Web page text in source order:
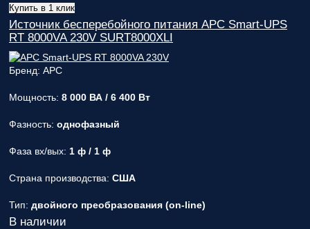
Купить в 1 клик
Источник бесперебойного питания APC Smart-UPS
RT 8000VA 230V SURT8000XLI
Бренд: APC
Мощность: 8 000 ВА / 6 400 Вт
Фазность: однофазный
Фаза вх/вых: 1 ф / 1 ф
Страна производства: США
Тип: двойного преобразования (on-line)
В наличии